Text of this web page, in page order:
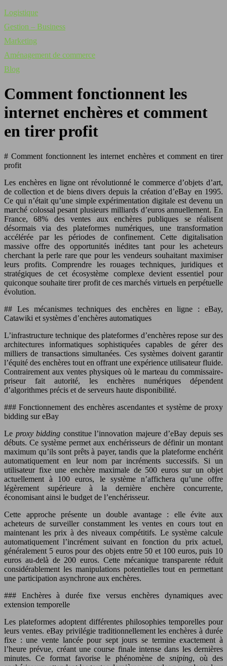
Logistique
Gestion – Business
Marketing
Aménagement de commerce
Blog
Comment fonctionnent les
internet enchères et comment
en tirer profit
# Comment fonctionnent les internet enchères et comment en tirer
profit
Les enchères en ligne ont révolutionné le commerce d’objets d’art,
de collection et de biens divers depuis la création d’eBay en 1995.
Ce qui n’était qu’une simple expérimentation digitale est devenu un
marché colossal pesant plusieurs milliards d’euros annuellement. En
France, 68% des ventes aux enchères publiques se réalisent
désormais via des plateformes numériques, une transformation
accélérée par les périodes de confinement. Cette digitalisation
massive offre des opportunités inédites tant pour les acheteurs
cherchant la perle rare que pour les vendeurs souhaitant maximiser
leurs profits. Comprendre les rouages techniques, juridiques et
stratégiques de cet écosystème complexe devient essentiel pour
quiconque souhaite tirer profit de ces marchés virtuels en perpétuelle
évolution.
## Les mécanismes techniques des enchères en ligne : eBay,
Catawiki et systèmes d’enchères automatiques
L’infrastructure technique des plateformes d’enchères repose sur des
architectures informatiques sophistiquées capables de gérer des
milliers de transactions simultanées. Ces systèmes doivent garantir
l’équité des enchères tout en offrant une expérience utilisateur fluide.
Contrairement aux ventes physiques où le marteau du commissaire-
priseur fait autorité, les enchères numériques dépendent
d’algorithmes précis et de serveurs haute disponibilité.
### Fonctionnement des enchères ascendantes et système de proxy
bidding sur eBay
Le proxy bidding constitue l’innovation majeure d’eBay depuis ses
débuts. Ce système permet aux enchérisseurs de définir un montant
maximum qu’ils sont prêts à payer, tandis que la plateforme enchérit
automatiquement en leur nom par incréments successifs. Si un
utilisateur fixe une enchère maximale de 500 euros sur un objet
actuellement à 100 euros, le système n’affichera qu’une offre
légèrement supérieure à la dernière enchère concurrente,
économisant ainsi le budget de l’enchérisseur.
Cette approche présente un double avantage : elle évite aux
acheteurs de surveiller constamment les ventes en cours tout en
maintenant les prix à des niveaux compétitifs. Le système calcule
automatiquement l’incrément suivant en fonction du prix actuel,
généralement 5 euros pour des objets entre 50 et 100 euros, puis 10
euros au-delà de 200 euros. Cette mécanique transparente réduit
considérablement les manipulations potentielles tout en permettant
une participation asynchrone aux enchères.
### Enchères à durée fixe versus enchères dynamiques avec
extension temporelle
Les plateformes adoptent différentes philosophies temporelles pour
leurs ventes. eBay privilégie traditionnellement les enchères à durée
fixe : une vente lancée pour sept jours se termine exactement à
l’heure prévue, créant une course finale intense dans les dernières
minutes. Ce format favorise le phénomène desniping, où des